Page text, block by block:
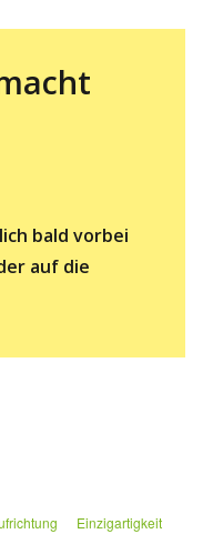
bald vorbei
auf die
Einzigartigkeit